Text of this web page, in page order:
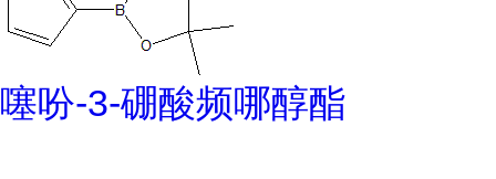
噻吩-3-硼酸频哪醇酯